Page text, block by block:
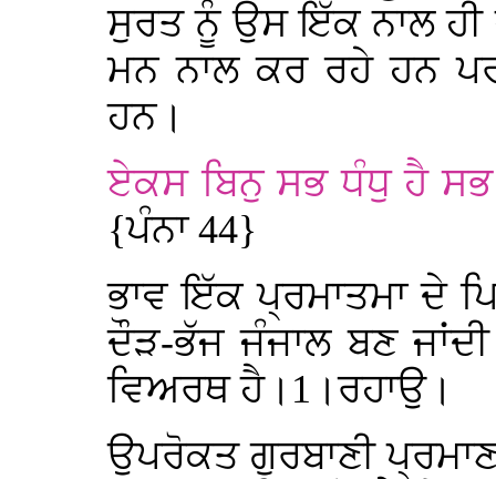
ਸੁਰਤ ਨੂੰ ਉਸ ਇੱਕ ਨਾਲ
ਮਨ ਨਾਲ ਕਰ ਰਹੇ ਹਨ
ਹਨ।
ਏਕਸ ਬਿਨੁ ਸਭ ਧੰਧੁ ਹੈ
{ਪੰਨਾ 44}
ਭਾਵ ਇੱਕ ਪ੍ਰਮਾਤਮਾ ਦੇ
ਦੌੜ-ਭੱਜ ਜੰਜਾਲ ਬਣ
ਵਿਅਰਥ ਹੈ।1।ਰਹਾਉ।
ਉਪਰੋਕਤ ਗੁਰਬਾਣੀ